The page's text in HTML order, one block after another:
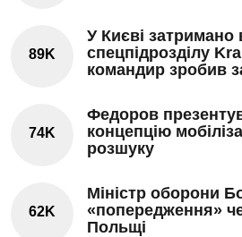
89K
У Києві затримано
спецпідрозділу
командир зробив
74K
Федоров
концепцію
розшуку
62K
Міністр оборони
«попередження»
Польщі